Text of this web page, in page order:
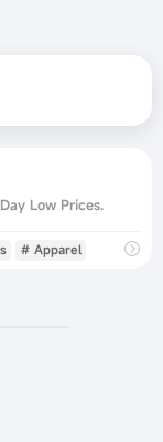
Low Prices.
# Apparel